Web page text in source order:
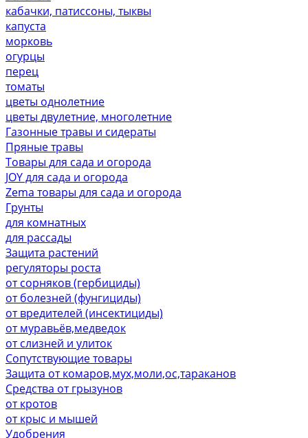
кабачки, патиссоны, тыквы
капуста
морковь
огурцы
перец
томаты
цветы однолетние
цветы двулетние, многолетние
Газонные травы и сидераты
Пряные травы
Товары для сада и огорода
JOY для сада и огорода
Zema товары для сада и огорода
Грунты
для комнатных
для рассады
Защита растений
регуляторы роста
от сорняков (гербициды)
от болезней (фунгициды)
от вредителей (инсектициды)
от муравьёв,медведок
от слизней и улиток
Сопутствующие товары
Защита от комаров,мух,моли,ос,тараканов
Средства от грызунов
от кротов
от крыс и мышей
Удобрения